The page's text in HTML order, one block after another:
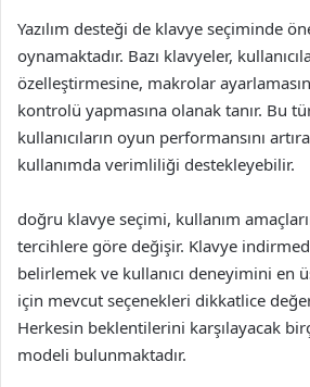
Yazılım desteği de klavye seçiminde
oynamaktadır. Bazı klavyeler,
özelleştirmesine, makrolar
kontrolü yapmasına olanak tanır. Bu
kullanıcıların oyun performansını
kullanımda verimliliği destekleyebilir.
doğru klavye seçimi, kullanım
tercihlere göre değişir. Klavye
belirlemek ve kullanıcı deneyimini en
için mevcut seçenekleri dikkatlice
Herkesin beklentilerini karşılayacak
modeli bulunmaktadır.